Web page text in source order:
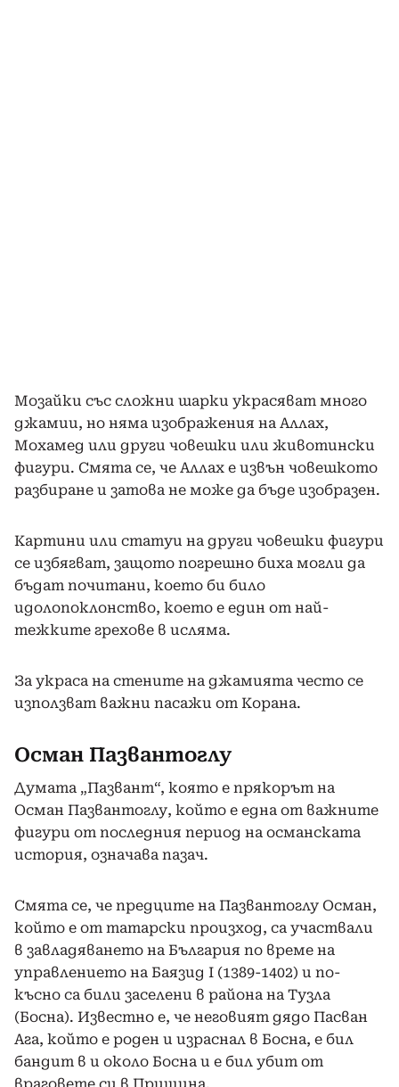
Мозайки със сложни шарки украсяват много
джамии, но няма изображения на Аллах,
Мохамед или други човешки или животински
фигури. Смята се, че Аллах е извън човешкото
разбиране и затова не може да бъде изобразен.
Картини или статуи на други човешки фигури
се избягват, защото погрешно биха могли да
бъдат почитани, което би било
идолопоклонство, което е един от най-
тежките грехове в исляма.
За украса на стените на джамията често се
използват важни пасажи от Корана.
Осман Пазвантоглу
Думата „Пазвант“, която е прякорът на
Осман Пазвантоглу, който е една от важните
фигури от последния период на османската
история, означава пазач.
Смята се, че предците на Пазвантоглу Осман,
който е от татарски произход, са участвали
в завладяването на България по време на
управлението на Баязид I (1389-1402) и по-
късно са били заселени в района на Тузла
(Босна). Известно е, че неговият дядо Пасван
Ага, който е роден и израснал в Босна, е бил
бандит в и около Босна и е бил убит от
враговете си в Прищина.